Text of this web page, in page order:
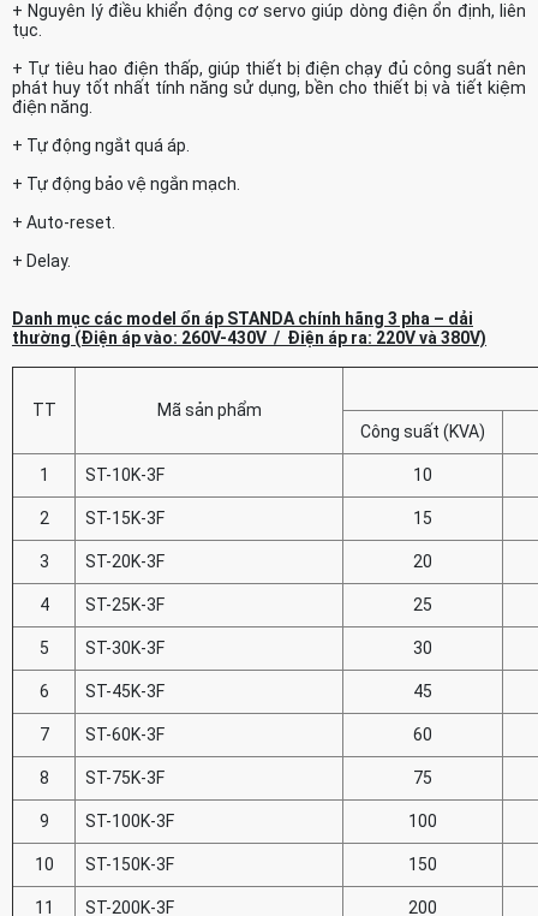
+ Nguyên lý điều khiển động cơ servo giúp dòng điện ổn định, liên
tục.
+ Tự tiêu hao điện thấp, giúp thiết bị điện chạy đủ công suất nên
phát huy tốt nhất tính năng sử dụng, bền cho thiết bị và tiết kiệm
điện năng.
+ Tự động ngắt quá áp.
+ Tự động bảo vệ ngắn mạch.
+ Auto-reset.
+ Delay.
Danh mục các model ổn áp STANDA chính hãng 3 pha – dải
thường (Điện áp vào: 260V-430V / Điện áp ra: 220V và 380V)
TT
Mã sản phẩm
Công suất (KVA)
1 ST-10K-3F 10
2 ST-15K-3F 15
3 ST-20K-3F 20
4 ST-25K-3F 25
5 ST-30K-3F 30
6 ST-45K-3F 45
7 ST-60K-3F 60
8 ST-75K-3F 75
9 ST-100K-3F 100
10 ST-150K-3F 150
11 ST-200K-3F 200